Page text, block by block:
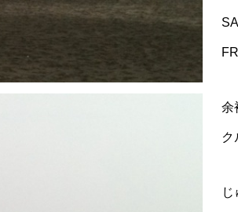
余
ク
じ